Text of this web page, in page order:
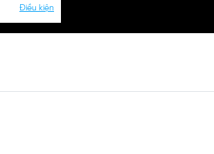
Điều kiện